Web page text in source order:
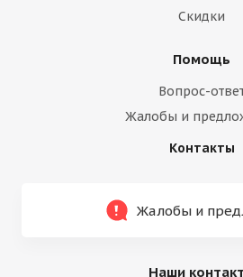
Скидки
Помощь
Вопрос-
Жалобы и
Контакты
Жалобы и
Наши